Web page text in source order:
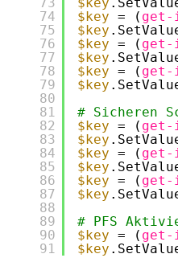
73
74
75
76
77
78
79
80
81
82
83
84
85
86
87
88
89
90
91
$key
$key = ( get-
$key
$key = ( get-
$key
$key = ( get-
$key
# Sicheren
$key = ( get-
$key
$key = ( get-
$key
$key = ( get-
$key
# PFS
$key = ( get-
$key